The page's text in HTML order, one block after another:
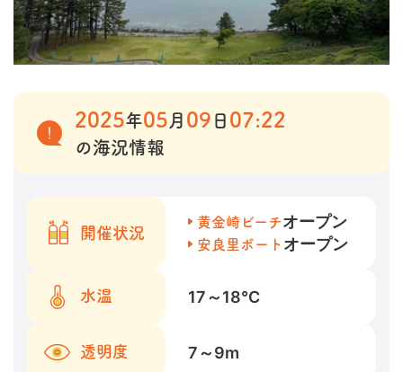
2025年05 月 09 日 07:22
の海況情報
開催状況
黄金崎ビーチオープン
安良里ボート オープン
水温 17～18℃
透明度 7～9m